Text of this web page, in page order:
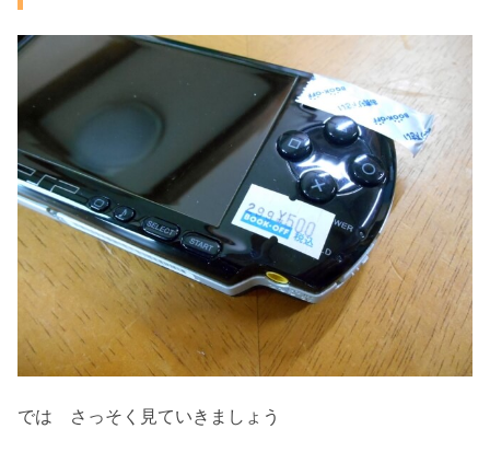
では さっそく見ていきましょう